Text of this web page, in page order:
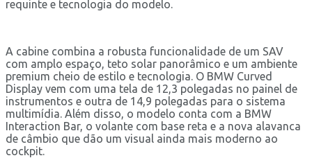
requinte e tecnologia do modelo.
A cabine combina a robusta funcionalidade de um SAV
com amplo espaço, teto solar panorâmico e um ambiente
premium cheio de estilo e tecnologia. O BMW Curved
Display vem com uma tela de 12,3 polegadas no painel de
instrumentos e outra de 14,9 polegadas para o sistema
multimídia. Além disso, o modelo conta com a BMW
Interaction Bar, o volante com base reta e a nova alavanca
de câmbio que dão um visual ainda mais moderno ao
cockpit.